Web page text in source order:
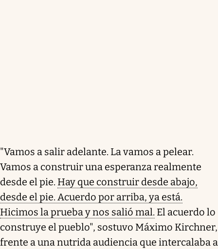
"Vamos a salir adelante. La vamos a pelear.
Vamos a construir una esperanza realmente
desde el pie. Hay que construir desde abajo,
desde el pie. Acuerdo por arriba, ya está.
Hicimos la prueba y nos salió mal. El acuerdo lo
construye el pueblo", sostuvo Máximo Kirchner,
frente a una nutrida audiencia que intercalaba a